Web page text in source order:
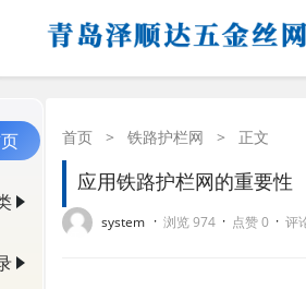
首页 > 铁路护栏网 > 正文
应用铁路护栏网的重要性
system · 浏览 974 · 点赞 0 · 评